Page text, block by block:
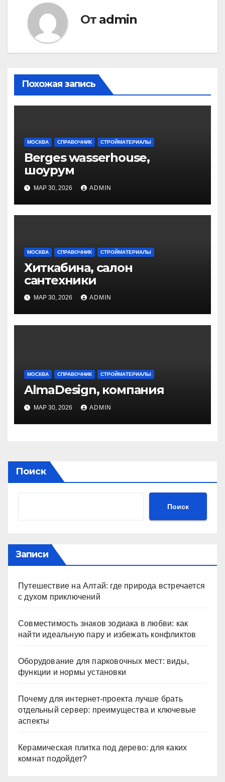
От admin
Похожая запись
МОСКВА СПРАВОЧНИК СТРОЙМАТЕРИАЛЫ
Berges wasserhouse,
шоурум
МАР 30, 2026 ADMIN
МОСКВА СПРАВОЧНИК СТРОЙМАТЕРИАЛЫ
Хиткабина, салон
сантехники
МАР 30, 2026 ADMIN
МОСКВА СПРАВОЧНИК СТРОЙМАТЕРИАЛЫ
AlmaDesign, компания
МАР 30, 2026 ADMIN
Поиск
Поиск
Записи
Путешествие на Алтай: где природа встречается
с духом приключений
Совместимость знаков зодиака в любви: как
найти идеальную пару и избежать конфликтов
Оборудование для парковочных мест: виды,
функции и нормы установки
Почему для интернет-проекта лучше брать
отдельный сервер: преимущества и ключевые
аспекты
Керамическая плитка под дерево: для каких
комнат подойдет?